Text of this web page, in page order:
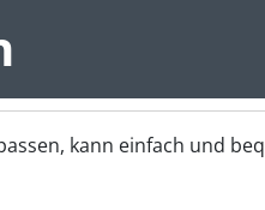
kann einfach und